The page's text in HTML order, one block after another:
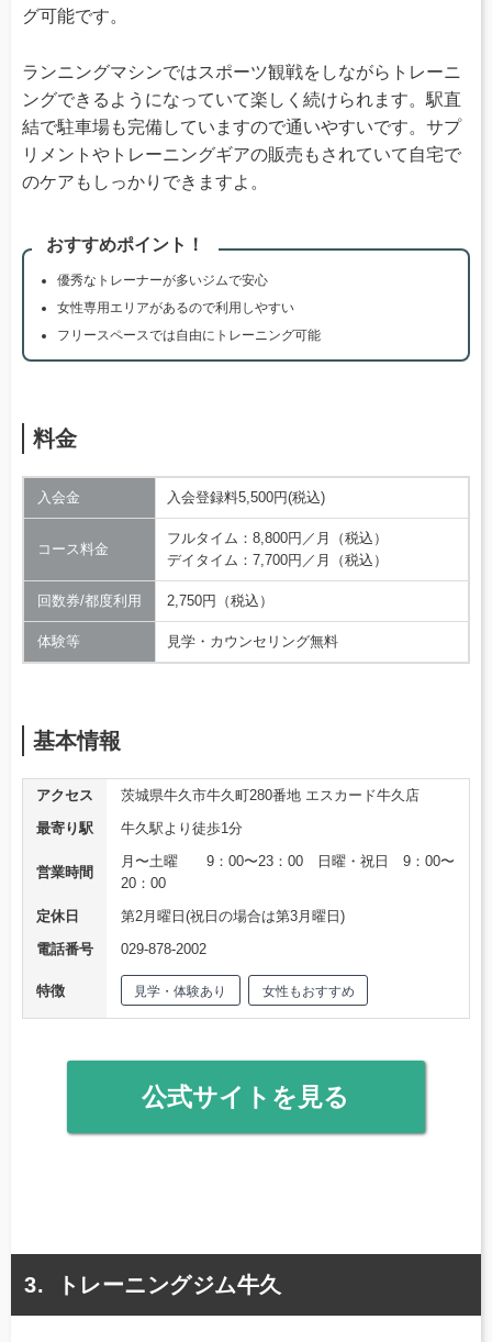
グ可能です。
ランニングマシンではスポーツ観戦をしながらトレーニ
ングできるようになっていて楽しく続けられます。駅直
結で駐車場も完備していますので通いやすいです。サプ
リメントやトレーニングギアの販売もされていて自宅で
のケアもしっかりできますよ。
おすすめポイント！
優秀なトレーナーが多いジムで安心
女性専用エリアがあるので利用しやすい
フリースペースでは自由にトレーニング可能
料金
入会金 入会登録料5,500円(税込)
コース料金
フルタイム：8,800円／月（税込）
デイタイム：7,700円／月（税込）
回数券/都度利用 2,750円（税込）
体験等 見学・カウンセリング無料
基本情報
アクセス
茨城県牛久市牛久町280番地 エスカード牛久店
最寄り駅
牛久駅より徒歩1分
営業時間
月〜土曜 9：00〜23：00 日曜・祝日 9：00〜
20：00
定休日
第2月曜日(祝日の場合は第3月曜日)
電話番号
029-878-2002
特徴 見学・体験あり 女性もおすすめ
公式サイトを見る
トレーニングジム牛久